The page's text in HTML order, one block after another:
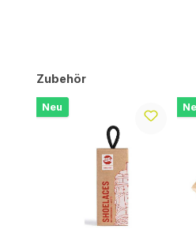
Produktgalerie überspringen
Zubehör
Neu